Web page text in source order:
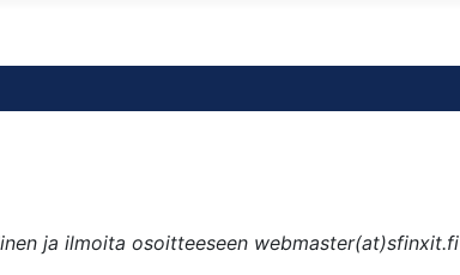
ja ilmoita osoitteeseen